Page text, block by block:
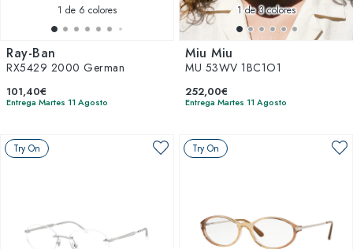
1 de 6 colores
Ray-Ban
RX5429 2000 German
101,40€
Entrega Martes 11 Agosto
1de 3 colores
Miu Miu
MU 53WV 1BC1O1
252,00€
Entrega Martes 11 Agosto
Try On Try On